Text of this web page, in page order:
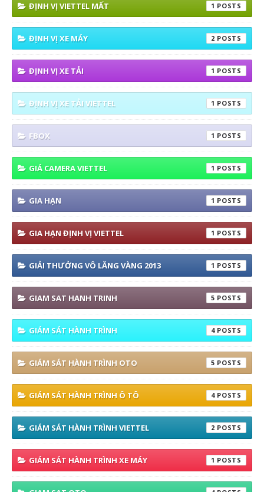
ĐỊNH VỊ VIETTEL MẤT 1
ĐỊNH VỊ XE MÁY 2
ĐỊNH VỊ XE TẢI 1
ĐỊNH VỊ XE TẢI VIETTEL 1
FBOX 1
GIÁ CAMERA VIETTEL 1
GIA HẠN 1
GIA HẠN ĐỊNH VỊ VIETTEL 1
GIẢI THƯỞNG VÔ LĂNG VÀNG 2013 1
GIAM SAT HANH TRINH 5
GIÁM SÁT HÀNH TRÌNH 4
GIÁM SÁT HÀNH TRÌNH OTO 5
GIÁM SÁT HÀNH TRÌNH Ô TÔ 4
GIÁM SÁT HÀNH TRÌNH VIETTEL 2
GIÁM SÁT HÀNH TRÌNH XE MÁY 1